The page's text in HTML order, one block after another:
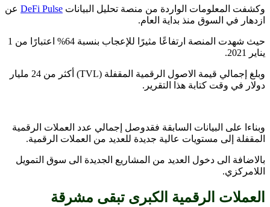
وكشفت المعلومات الواردة من منصة تحليل البيانات DeFi Pulse عن
ازدهار في السوق منذ بداية العام.
حيث شهدت المنصة ارتفاعًا مثيرًا للإعجاب بنسبة 64% اعتبارًا من 1
يناير 2021.
وبلغ إجمالي قيمة الاصول الرقمية المقفلة (TVL) أكثر من 24 مليار
دولار في وقت كتابة هذا التقرير.
وبناءا على البيانات السابقة فقدوصل إجمالي عدد العملات الرقمية
المقفلة إلى مستويات عالية جديدة للعديد من العملات الرقمية.
بالاضافة الى دخول العديد من المشاريع الجديدة الى سوق التمويل
اللامركزي.
العملات الرقمية الكبرى تبقى مشرقة